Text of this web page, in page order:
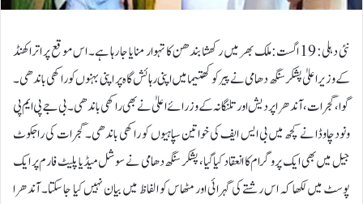
نئی دہلی: 19 اگست:ملک بھر میں رکھشا بندھن کا تہوار منایا جا رہا ہے۔ اس موقع پر اتراکھنڈ
کے وزیر اعلیٰ پشکر سنگھ دھامی نے پیر کو کھتیما میں اپنی رہائش گاہ پر اپنی بہنوں کو راکھی باندھی۔
گوا، گجرات، آندھرا پردیش اور تلنگانہ کے وزرائے اعلیٰ نے بھی راکھی باندھی۔ بی جے پی ایم پی
ونود چاوڈا نے کچھ میں بی ایس ایف کی خواتین سپاہیوں کو راکھی باندھی۔ گجرات کی راجکوٹ
جیل میں بھی ایک پروگرام کا انعقاد کیا گیا، پشکر سنگھ دھامی نے سوشل میڈیا پلیٹ فارم پر ایک
پوسٹ میں لکھا کہ اس رشتے کی گہرائی اور مٹھاس کو الفاظ میں بیان نہیں کیا جا سکتا۔ آندھرا